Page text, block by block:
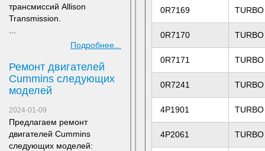
0R7169
0R7170
0R7171
0R7241
4P1901
4P2061
трансмиссий Allison
Transmission.
Подробнее...
Ремонт двигателей
Сummins следующих
моделей
2024-01-09
Предлагаем ремонт
двигателей Сummins
следующих моделей: